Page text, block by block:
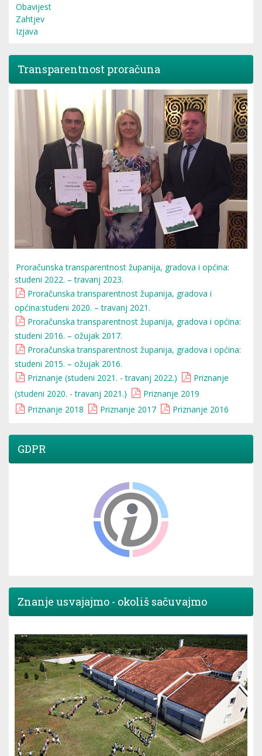
Obavijest
Zahtjev
Izjava
Transparentnost proračuna
Proračunska transparentnost županija, gradova i općina:
studeni 2022. – travanj 2023.
Proračunska transparentnost županija, gradova i
općina:studeni 2020. – travanj 2021.
Proračunska transparentnost županija, gradova i općina:
studeni 2016. – ožujak 2017.
Proračunska transparentnost županija, gradova i općina:
studeni 2015. – ožujak 2016.
Priznanje (studeni 2021. - travanj 2022.)
Priznanje
(studeni 2020. - travanj 2021.)
Priznanje 2019
Priznanje 2018
Priznanje 2017 Priznanje 2016
GDPR
Znanje usvajajmo - okoliš sačuvajmo